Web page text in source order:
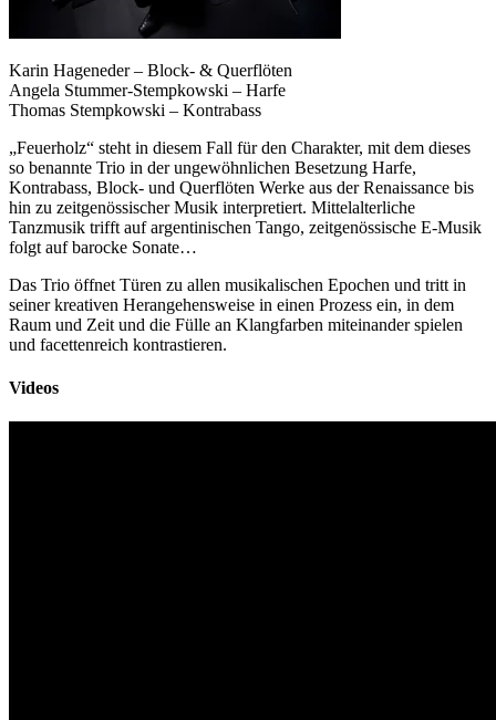
Karin Hageneder – Block- & Querflöten
Angela Stummer-Stempkowski – Harfe
Thomas Stempkowski – Kontrabass
„Feuerholz“ steht in diesem Fall für den Charakter, mit dem dieses
so benannte Trio in der ungewöhnlichen Besetzung Harfe,
Kontrabass, Block- und Querflöten Werke aus der Renaissance bis
hin zu zeitgenössischer Musik interpretiert. Mittelalterliche
Tanzmusik trifft auf argentinischen Tango, zeitgenössische E-Musik
folgt auf barocke Sonate…
Das Trio öffnet Türen zu allen musikalischen Epochen und tritt in
seiner kreativen Herangehensweise in einen Prozess ein, in dem
Raum und Zeit und die Fülle an Klangfarben miteinander spielen
und facettenreich kontrastieren.
Videos